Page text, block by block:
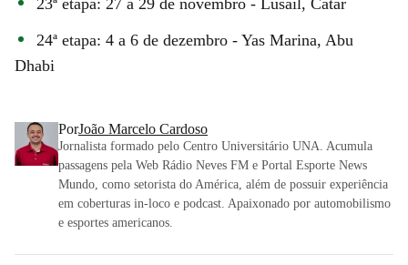
24ª etapa: 4 a 6 de dezembro - Yas Marina, Abu
Dhabi
PorJoão Marcelo Cardoso
Jornalista formado pelo Centro Universitário UNA. Acumula
passagens pela Web Rádio Neves FM e Portal Esporte News
Mundo, como setorista do América, além de possuir experiência
em coberturas in-loco e podcast. Apaixonado por automobilismo
e esportes americanos.